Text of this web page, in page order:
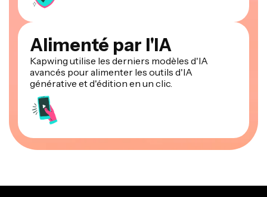
Alimenté par l'IA
Kapwing utilise les derniers modèles d'IA
avancés pour alimenter les outils d'IA
générative et d'édition en un clic.